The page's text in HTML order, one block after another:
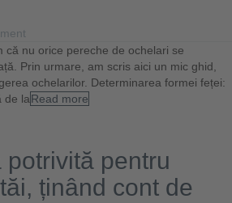
că nu orice pereche de ochelari se
Prin urmare, am scris aici un mic ghid,
ochelarilor. Determinarea formei feței:
de laRead more
potrivită pentru
ținând cont de